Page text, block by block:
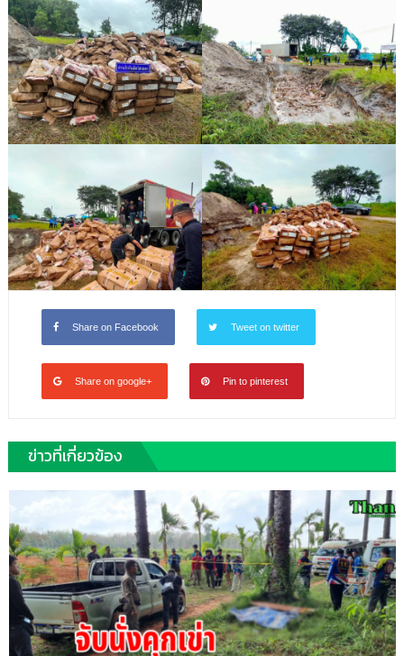
Share on Facebook Tweet on twitter
Share on google+ Pin to pinterest
ข่าวที่เกี่ยวข้อง